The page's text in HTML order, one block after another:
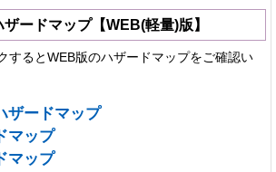
ードマップ【WEB(軽量)版】
するとWEB版のハザードマップをご確認い
ザードマップ
マップ
マップ